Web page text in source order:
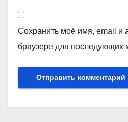
Сохранить моё имя, email и
браузере для последующих